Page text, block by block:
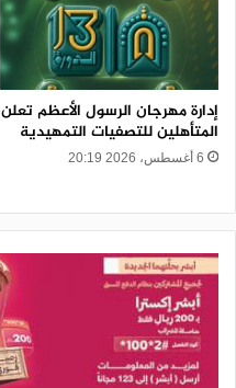
إدارة مهرجان الرسول الأعظم تعلن
المتأهلين للتصفيات التمهيدية
6 أغسطس، 2026 20:19